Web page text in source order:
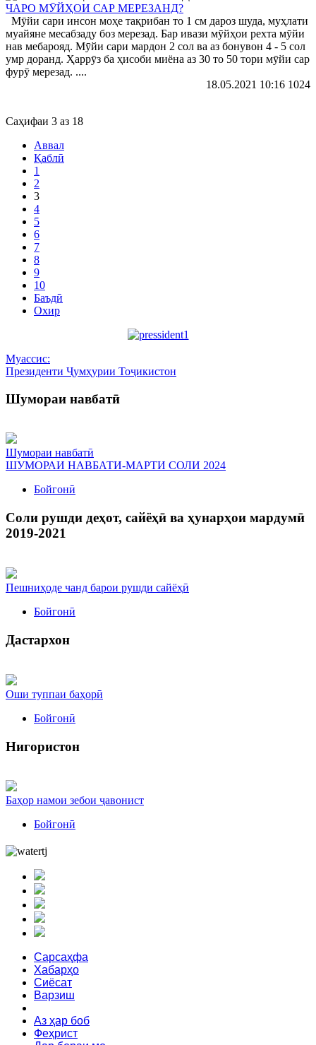
ЧАРО МӮЙҲОИ САР МЕРЕЗАНД?
Мӯйи сари инсон моҳе тақрибан то 1 см дароз шуда, муҳлати
муайяне месабзаду боз мерезад. Бар ивази мӯйҳои рехта мӯйи
нав мебарояд. Мӯйи сари мардон 2 сол ва аз бонувон 4 - 5 сол
умр доранд. Ҳаррӯз ба ҳисоби миёна аз 30 то 50 тори мӯйи сар
фурӯ мерезад. ....
18.05.2021 10:16 1024
Саҳифаи 3 аз 18
Аввал
Қаблӣ
1
2
3
4
5
6
7
8
9
10
Баъдӣ
Охир
Муассис:
Президенти Ҷумҳурии Тоҷикистон
Шумораи навбатӣ
Шумораи навбатӣ
ШУМОРАИ НАВБАТИ-МАРТИ СОЛИ 2024
Бойгонӣ
Соли рушди деҳот, сайёҳӣ ва ҳунарҳои мардумӣ
2019-2021
Пешниҳоде чанд барои рушди сайёҳӣ
Бойгонӣ
Дастархон
Оши туппаи баҳорӣ
Бойгонӣ
Нигористон
Баҳор намои зебои ҷавонист
Бойгонӣ
Сарсаҳфа
Хабарҳо
Сиёсат
Варзиш
Аз ҳар боб
Феҳрист